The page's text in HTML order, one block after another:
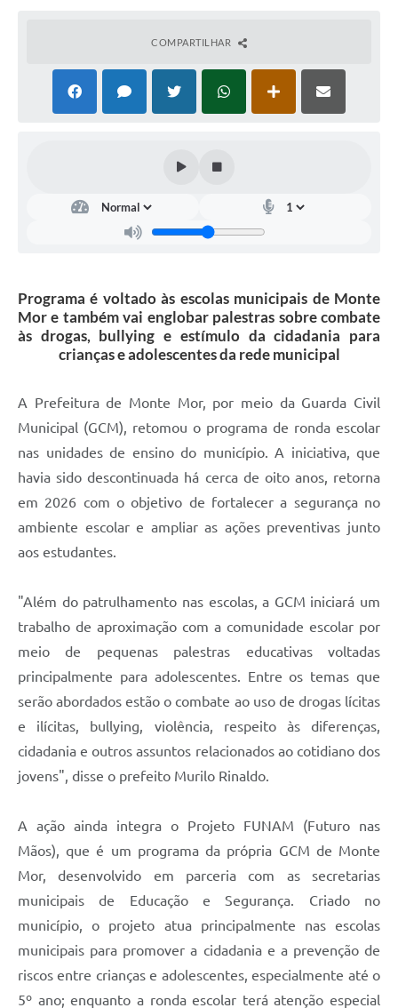
COMPARTILHAR
Programa é voltado às escolas municipais de Monte
Mor e também vai englobar palestras sobre combate
às drogas, bullying e estímulo da cidadania para
crianças e adolescentes da rede municipal
A Prefeitura de Monte Mor, por meio da Guarda Civil
Municipal (GCM), retomou o programa de ronda escolar
nas unidades de ensino do município. A iniciativa, que
havia sido descontinuada há cerca de oito anos, retorna
em 2026 com o objetivo de fortalecer a segurança no
ambiente escolar e ampliar as ações preventivas junto
aos estudantes.
"Além do patrulhamento nas escolas, a GCM iniciará um
trabalho de aproximação com a comunidade escolar por
meio de pequenas palestras educativas voltadas
principalmente para adolescentes. Entre os temas que
serão abordados estão o combate ao uso de drogas lícitas
e ilícitas, bullying, violência, respeito às diferenças,
cidadania e outros assuntos relacionados ao cotidiano dos
jovens", disse o prefeito Murilo Rinaldo.
A ação ainda integra o Projeto FUNAM (Futuro nas
Mãos), que é um programa da própria GCM de Monte
Mor, desenvolvido em parceria com as secretarias
municipais de Educação e Segurança. Criado no
município, o projeto atua principalmente nas escolas
municipais para promover a cidadania e a prevenção de
riscos entre crianças e adolescentes, especialmente até o
5º ano; enquanto a ronda escolar terá atenção especial